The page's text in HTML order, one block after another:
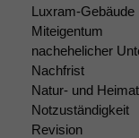
Luxram-Gebäude
Miteigentum
nachehelicher
Nachfrist
Natur- und
Notzuständigkeit
Revision